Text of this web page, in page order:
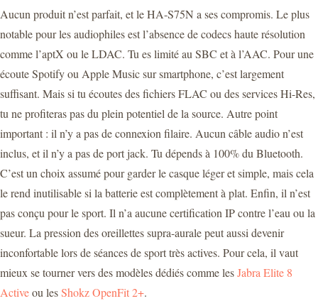
Aucun produit n’est parfait, et le HA-S75N a ses compromis. Le plus
notable pour les audiophiles est l’absence de codecs haute résolution
comme l’aptX ou le LDAC. Tu es limité au SBC et à l’AAC. Pour une
écoute Spotify ou Apple Music sur smartphone, c’est largement
suffisant. Mais si tu écoutes des fichiers FLAC ou des services Hi-Res,
tu ne profiteras pas du plein potentiel de la source. Autre point
important : il n’y a pas de connexion filaire. Aucun câble audio n’est
inclus, et il n’y a pas de port jack. Tu dépends à 100% du Bluetooth.
C’est un choix assumé pour garder le casque léger et simple, mais cela
le rend inutilisable si la batterie est complètement à plat. Enfin, il n’est
pas conçu pour le sport. Il n’a aucune certification IP contre l’eau ou la
sueur. La pression des oreillettes supra-aurale peut aussi devenir
inconfortable lors de séances de sport très actives. Pour cela, il vaut
mieux se tourner vers des modèles dédiés comme lesJabra Elite 8
Activeou lesShokz OpenFit 2+.